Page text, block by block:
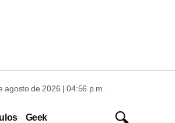
agosto de 2026 | 04:56 p.m.
Geek